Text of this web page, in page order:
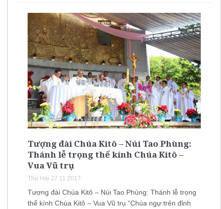
Tượng đài Chúa Kitô – Núi Tao Phùng:
Thánh lễ trọng thể kính Chúa Kitô –
Vua Vũ trụ
Thứ Hai 27.11.2017
Tượng đài Chúa Kitô – Núi Tao Phùng: Thánh lễ trọng
thể kính Chúa Kitô – Vua Vũ trụ “Chúa ngự trên đỉnh